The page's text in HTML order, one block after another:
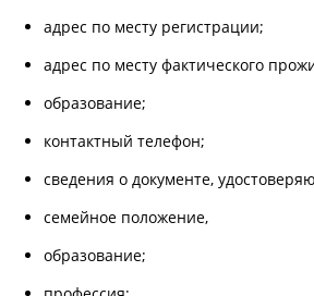
адрес по месту регистрации;
адрес по месту фактического
образование;
контактный телефон;
сведения о документе,
семейное положение,
образование;